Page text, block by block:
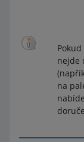
od 179 do
od 269 do
od 379 do
od 589 do
879 Kč a více
nejde
na